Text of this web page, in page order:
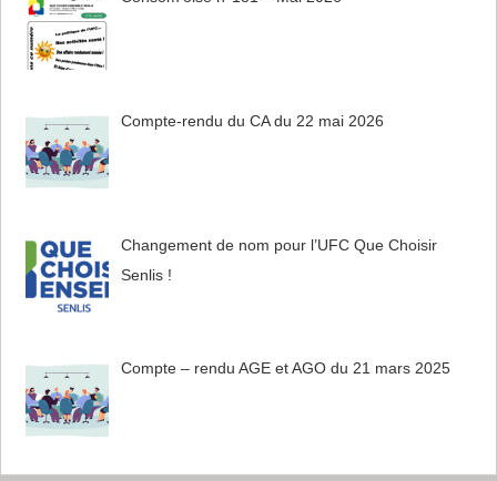
Compte-rendu du CA du 22 mai 2026
Changement de nom pour l’UFC Que Choisir
Senlis !
Compte – rendu AGE et AGO du 21 mars 2025